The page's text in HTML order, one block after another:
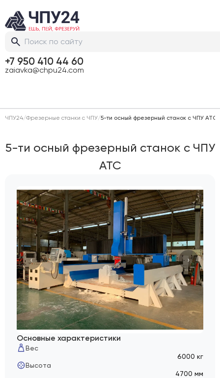
+7 950 410 44 60
zaiavka@chpu24.com
ЧПУ24/Фрезерные станки с ЧПУ/5-ти осный фрезерный станок с ЧПУ АТС
5-ти осный фрезерный станок с ЧПУ
АТС
‹ ›
Основные характеристики
Вес
6000 кг
Высота
4700 мм